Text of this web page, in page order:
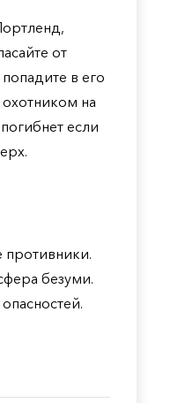
от
в его
на
если
противники.
безуми.